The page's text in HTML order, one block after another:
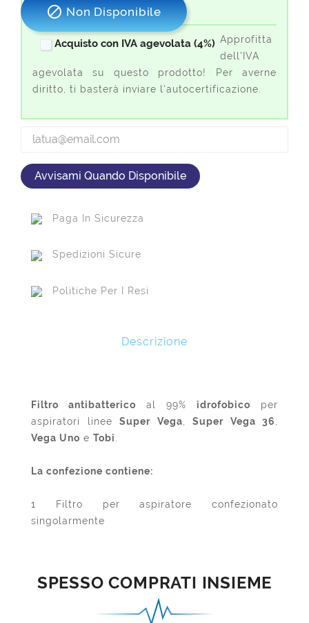
 Non Disponibile
Acquisto con IVA agevolata (4%) Approfitta
dell'IVA
agevolata su questo prodotto! Per averne
diritto, ti basterà inviare l'autocertificazione.
Avvisami Quando Disponibile
Paga In Sicurezza
Spedizioni Sicure
Politiche Per I Resi
Descrizione
Filtro antibatterico al 99% idrofobico per
aspiratori linee Super Vega Super Vega 36
Vega Uno e Tobi
La confezione contiene:
1 Filtro per aspiratore confezionato
singolarmente
SPESSO COMPRATI INSIEME